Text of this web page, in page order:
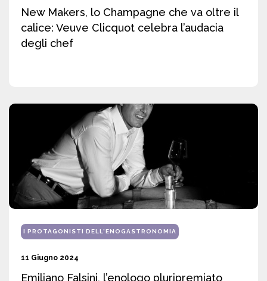
New Makers, lo Champagne che va oltre il
calice: Veuve Clicquot celebra l’audacia
degli chef
I PROTAGONISTI DELL'ENOGASTRONOMIA
11 Giugno 2024
Emiliano Falsini, l’enologo pluripremiato